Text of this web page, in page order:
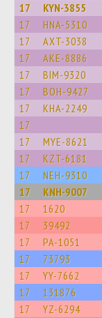
17 KYN-3855
17 HNA-5310
17 AXT-3038
17 AKE-8886
17 BIM-9320
17 BOH-9427
17 KHA-2249
17
17 MYE-8621
17 KZT-6181
17 NEH-9310
17 KNH-9007
17 1620
17 39492
17 PA-1051
17 73793
17 YY-7662
17 131876
17 YZ-6294